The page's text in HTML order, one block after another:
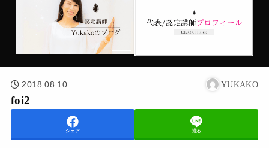
2018.08.10 YUKAKO
foi2
シェア 送る